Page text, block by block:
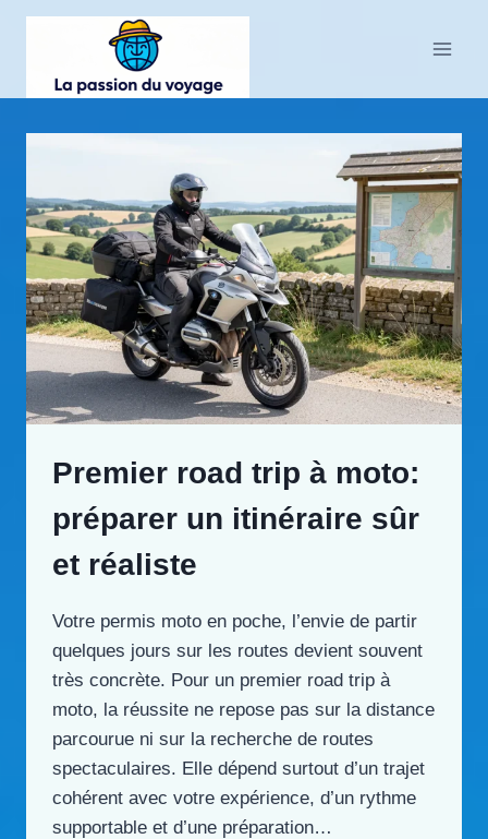
Aller
contenu
Premier road trip à moto:
préparer un itinéraire sûr
et réaliste
Votre permis moto en poche, l’envie de partir
quelques jours sur les routes devient souvent
très concrète. Pour un premier road trip à
moto, la réussite ne repose pas sur la distance
parcourue ni sur la recherche de routes
spectaculaires. Elle dépend surtout d’un trajet
cohérent avec votre expérience, d’un rythme
supportable et d’une préparation…